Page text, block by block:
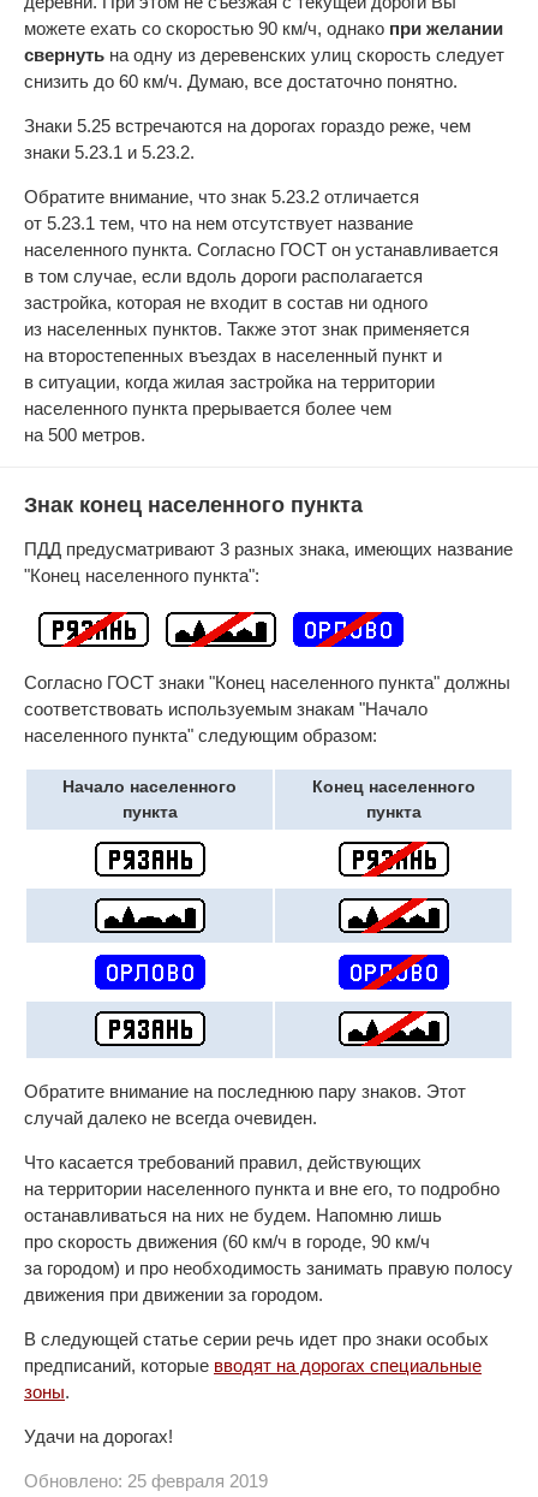
можете ехать со скоростью 90 км/ч, однако при желании
свернуть на одну из деревенских улиц скорость следует
снизить до 60 км/ч. Думаю, все достаточно понятно.
Знаки 5.25 встречаются на дорогах гораздо реже, чем
знаки 5.23.1 и 5.23.2.
Обратите внимание, что знак 5.23.2 отличается
от 5.23.1 тем, что на нем отсутствует название
населенного пункта. Согласно ГОСТ он устанавливается
в том случае, если вдоль дороги располагается
застройка, которая не входит в состав ни одного
из населенных пунктов. Также этот знак применяется
на второстепенных въездах в населенный пункт и
в ситуации, когда жилая застройка на территории
населенного пункта прерывается более чем
на 500 метров.
Знак конец населенного пункта
ПДД предусматривают 3 разных знака, имеющих название
"Конец населенного пункта":
Согласно ГОСТ знаки "Конец населенного пункта" должны
соответствовать используемым знакам "Начало
населенного пункта" следующим образом:
Начало населенного
пункта
Конец населенного
пункта
Обратите внимание на последнюю пару знаков. Этот
случай далеко не всегда очевиден.
Что касается требований правил, действующих
на территории населенного пункта и вне его, то подробно
останавливаться на них не будем. Напомню лишь
про скорость движения (60 км/ч в городе, 90 км/ч
за городом) и про необходимость занимать правую полосу
движения при движении за городом.
В следующей статье серии речь идет про знаки особых
предписаний, которые вводят на дорогах специальные
зоны.
Удачи на дорогах!
Обновлено: 25 февраля 2019